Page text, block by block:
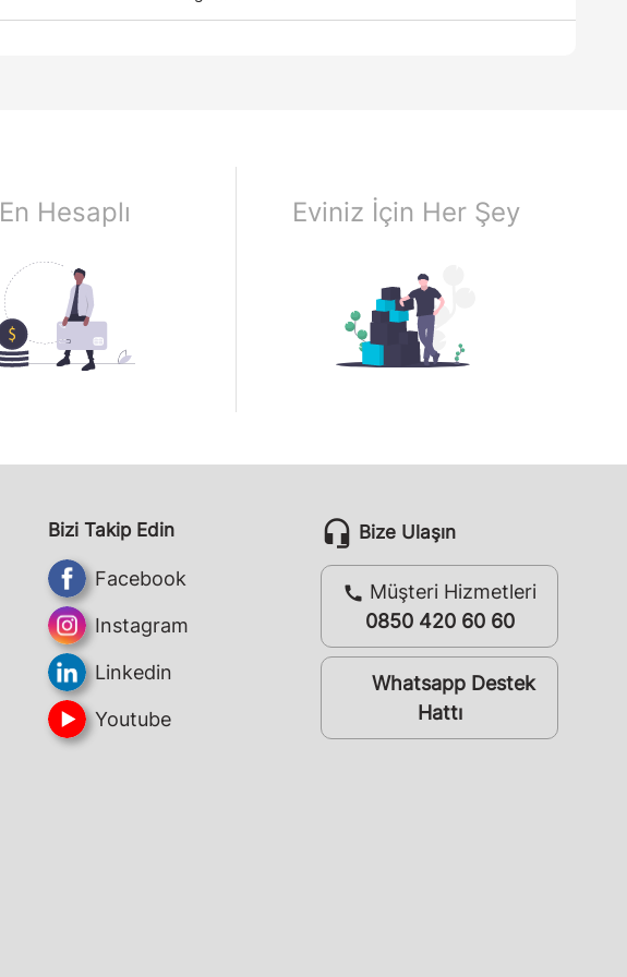
En Hesaplı Eviniz İçin Her Şey
Bizi Takip Edin
Facebook
Instagram
Linkedin
Youtube
headset_mic Bize Ulaşın
call Müşteri Hizmetleri
0850 420 60 60
whatsappWhatsapp Destek
Hattı